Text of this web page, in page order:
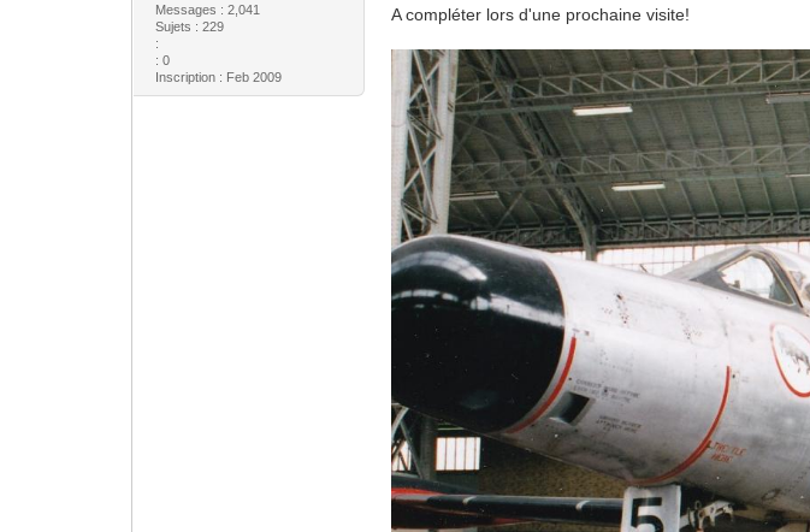
Messages : 2,041
Sujets : 229
:
: 0
Inscription : Feb 2009
A compléter lors d'une prochaine visite!